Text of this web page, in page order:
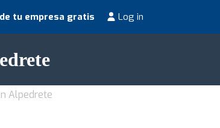
tu empresa gratis Log in
Alpedrete